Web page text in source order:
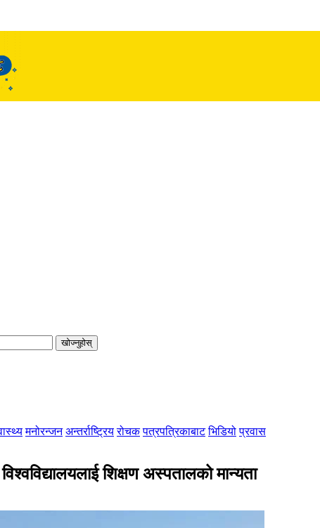
खोज्नुहोस्
मनोरन्जन अन्तर्राष्ट्रिय रोचक पत्रपत्रिकाबाट भिडियो प्रवास
शिक्षण अस्पतालको मान्यता